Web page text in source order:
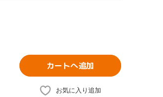
カートへ追加
お気に入り追加